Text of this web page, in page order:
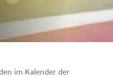
im Kalender der